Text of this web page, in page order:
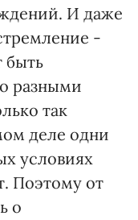
И даже
-
быть
разными
так
деле одни
условиях
Поэтому от
о